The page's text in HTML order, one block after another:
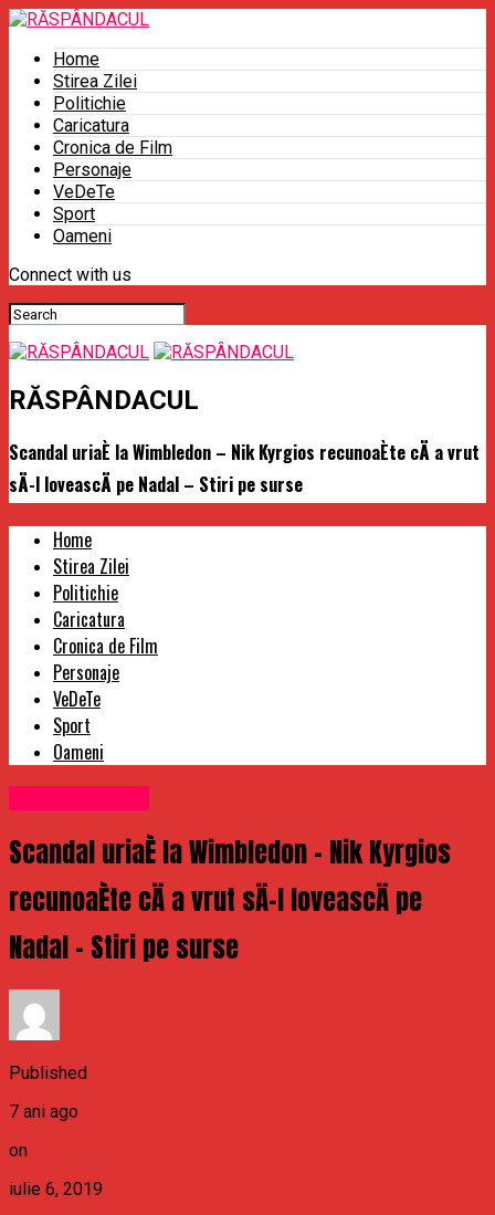
Home
Stirea Zilei
Politichie
Caricatura
Cronica de Film
Personaje
VeDeTe
Sport
Oameni
Connect with us
RĂSPÂNDACUL
Scandal uriaÈ la Wimbledon – Nik Kyrgios recunoaÈte cÄ a vrut
sÄ-l loveascÄ pe Nadal – Stiri pe surse
Home
Stirea Zilei
Politichie
Caricatura
Cronica de Film
Personaje
VeDeTe
Sport
Oameni
Scandal uriaÈ la Wimbledon – Nik Kyrgios
recunoaÈte cÄ a vrut sÄ-l loveascÄ pe
Nadal – Stiri pe surse
Published
7 ani ago
on
iulie 6, 2019